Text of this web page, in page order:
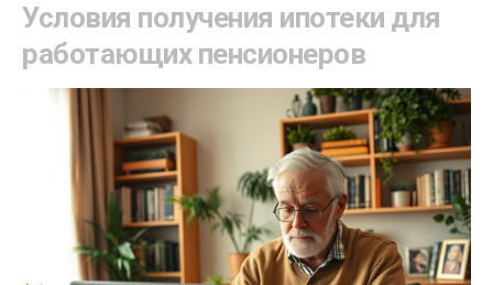
Условия получения ипотеки для
работающих пенсионеров